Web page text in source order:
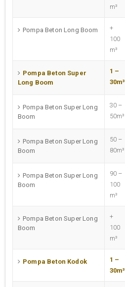
m³
Pompa Beton Long Boom
+
100
m³
Pompa Beton Super
Long Boom
1 –
30m³
Pompa Beton Super Long
Boom
30 –
50m³
Pompa Beton Super Long
Boom
50 –
80m³
Pompa Beton Super Long
Boom
90 –
100
m³
Pompa Beton Super Long
Boom
+
100
m³
Pompa Beton Kodok
1 –
30m³